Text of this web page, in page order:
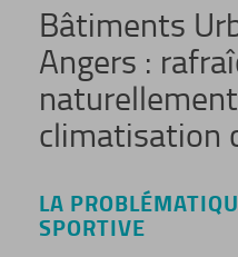
Bâtiments
Angers :
climatisation
LA
SPORTIVE